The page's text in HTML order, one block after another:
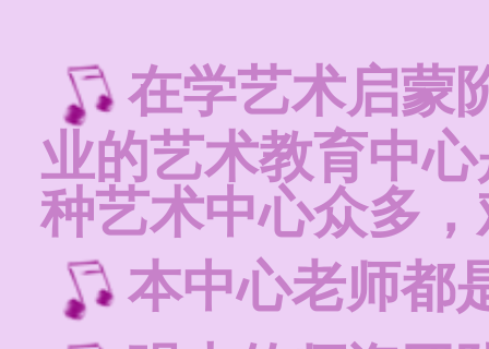
在学艺术启蒙
业的艺术教育中
种艺术中心众多
本中心老师都